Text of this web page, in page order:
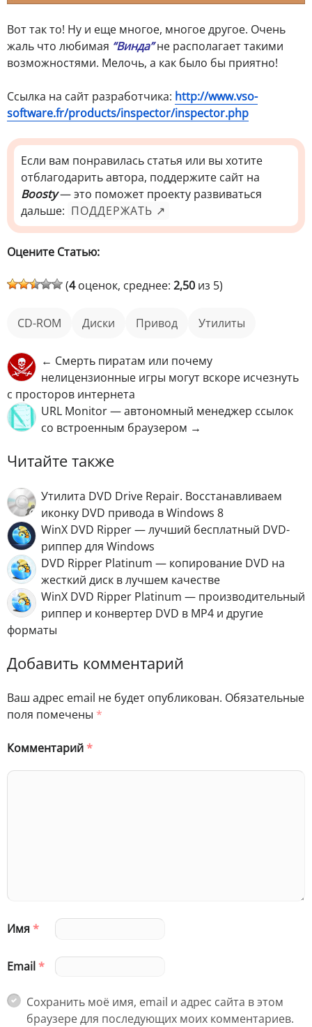
Вот так то! Ну и еще многое, многое другое. Очень
жаль что любимая “Винда”не располагает такими
возможностями. Мелочь, а как было бы приятно!
Ссылка на сайт разработчика: http://www.vso-
software.fr/products/inspector/inspector.php
Если вам понравилась статья или вы хотите
отблагодарить автора, поддержите сайт на
Boosty— это поможет проекту развиваться
дальше: ПОДДЕРЖАТЬ ↗
Оцените Статью:
(4оценок, среднее: 2,50 из 5)
CD-ROM диски привод Утилиты
← Смерть пиратам или почему
нелицензионные игры могут вскоре исчезнуть
с просторов интернета
URL Monitor — автономный менеджер ссылок
со встроенным браузером →
Читайте также
Утилита DVD Drive Repair. Восстанавливаем
иконку DVD привода в Windows 8
WinX DVD Ripper — лучший бесплатный DVD-
риппер для Windows
DVD Ripper Platinum — копирование DVD на
жесткий диск в лучшем качестве
WinX DVD Ripper Platinum — производительный
риппер и конвертер DVD в MP4 и другие
форматы
Добавить комментарий
Ваш адрес email не будет опубликован. Обязательные
поля помечены *
Комментарий*
Имя*
Email*
Сохранить моё имя, email и адрес сайта в этом
браузере для последующих моих комментариев.